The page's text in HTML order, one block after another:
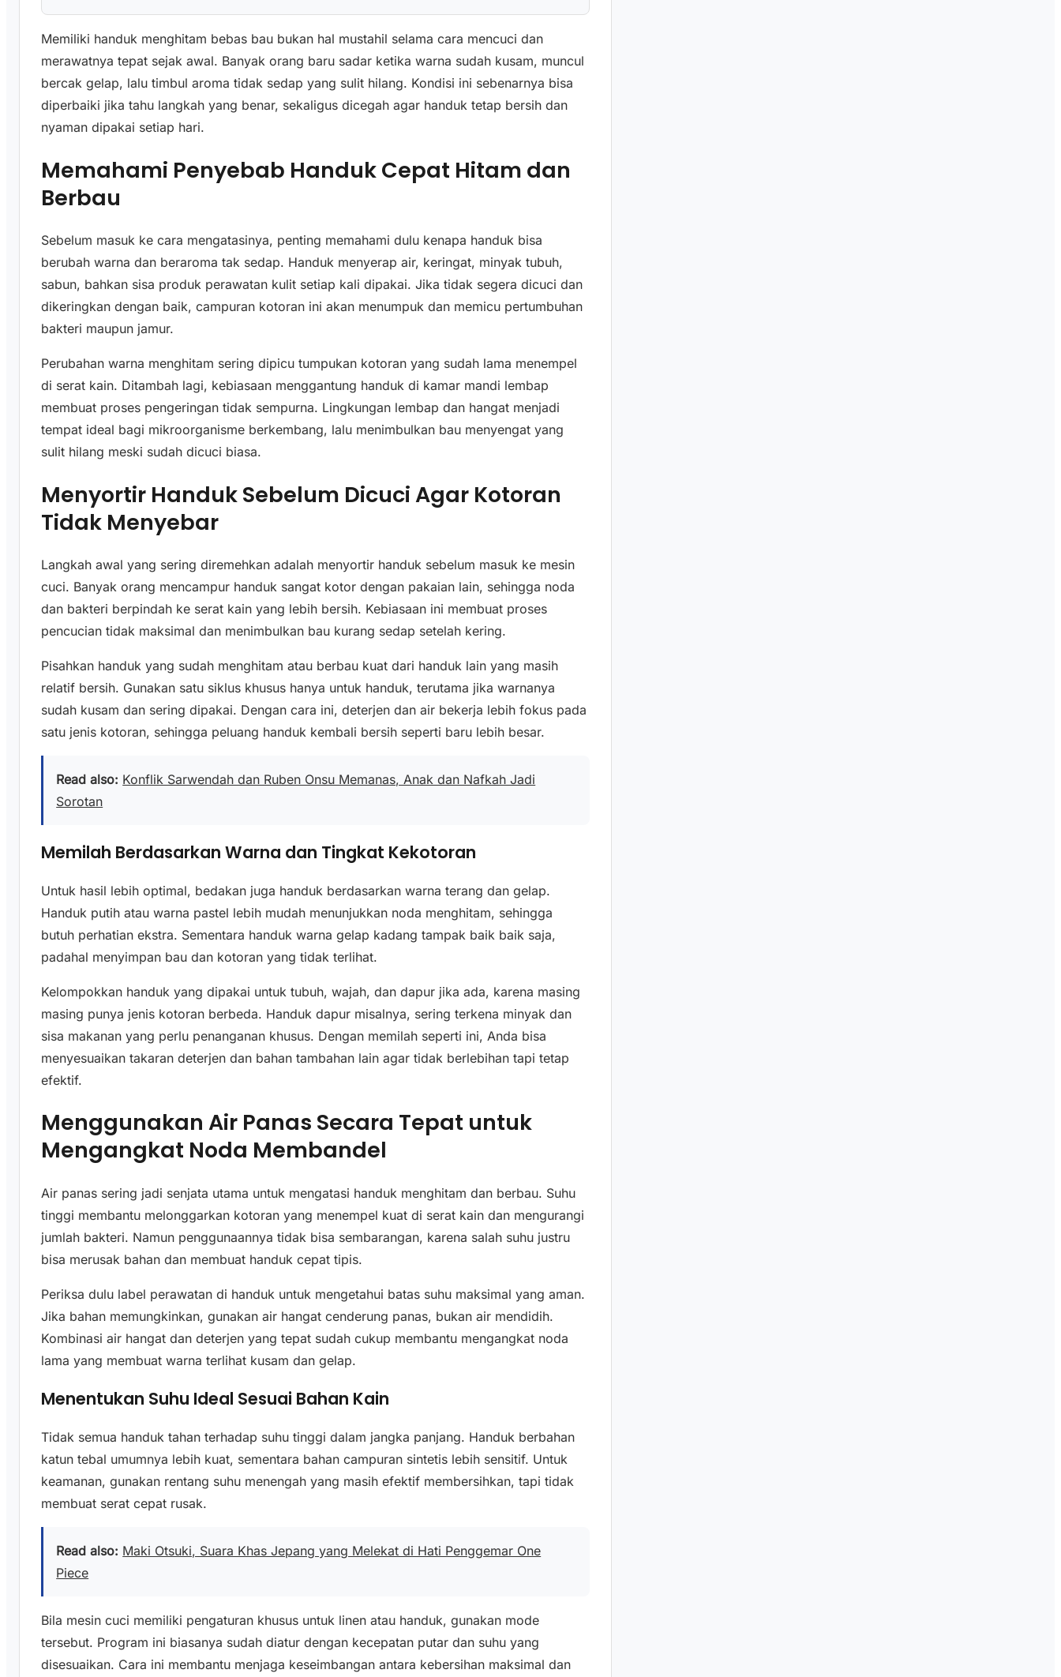
Memiliki handuk menghitam bebas bau bukan hal mustahil selama cara mencuci dan
merawatnya tepat sejak awal. Banyak orang baru sadar ketika warna sudah kusam, muncul
bercak gelap, lalu timbul aroma tidak sedap yang sulit hilang. Kondisi ini sebenarnya bisa
diperbaiki jika tahu langkah yang benar, sekaligus dicegah agar handuk tetap bersih dan
nyaman dipakai setiap hari.
Memahami Penyebab Handuk Cepat Hitam dan
Berbau
Sebelum masuk ke cara mengatasinya, penting memahami dulu kenapa handuk bisa
berubah warna dan beraroma tak sedap. Handuk menyerap air, keringat, minyak tubuh,
sabun, bahkan sisa produk perawatan kulit setiap kali dipakai. Jika tidak segera dicuci dan
dikeringkan dengan baik, campuran kotoran ini akan menumpuk dan memicu pertumbuhan
bakteri maupun jamur.
Perubahan warna menghitam sering dipicu tumpukan kotoran yang sudah lama menempel
di serat kain. Ditambah lagi, kebiasaan menggantung handuk di kamar mandi lembap
membuat proses pengeringan tidak sempurna. Lingkungan lembap dan hangat menjadi
tempat ideal bagi mikroorganisme berkembang, lalu menimbulkan bau menyengat yang
sulit hilang meski sudah dicuci biasa.
Menyortir Handuk Sebelum Dicuci Agar Kotoran
Tidak Menyebar
Langkah awal yang sering diremehkan adalah menyortir handuk sebelum masuk ke mesin
cuci. Banyak orang mencampur handuk sangat kotor dengan pakaian lain, sehingga noda
dan bakteri berpindah ke serat kain yang lebih bersih. Kebiasaan ini membuat proses
pencucian tidak maksimal dan menimbulkan bau kurang sedap setelah kering.
Pisahkan handuk yang sudah menghitam atau berbau kuat dari handuk lain yang masih
relatif bersih. Gunakan satu siklus khusus hanya untuk handuk, terutama jika warnanya
sudah kusam dan sering dipakai. Dengan cara ini, deterjen dan air bekerja lebih fokus pada
satu jenis kotoran, sehingga peluang handuk kembali bersih seperti baru lebih besar.
Read also: Konflik Sarwendah dan Ruben Onsu Memanas, Anak dan Nafkah Jadi
Sorotan
Memilah Berdasarkan Warna dan Tingkat Kekotoran
Untuk hasil lebih optimal, bedakan juga handuk berdasarkan warna terang dan gelap.
Handuk putih atau warna pastel lebih mudah menunjukkan noda menghitam, sehingga
butuh perhatian ekstra. Sementara handuk warna gelap kadang tampak baik baik saja,
padahal menyimpan bau dan kotoran yang tidak terlihat.
Kelompokkan handuk yang dipakai untuk tubuh, wajah, dan dapur jika ada, karena masing
masing punya jenis kotoran berbeda. Handuk dapur misalnya, sering terkena minyak dan
sisa makanan yang perlu penanganan khusus. Dengan memilah seperti ini, Anda bisa
menyesuaikan takaran deterjen dan bahan tambahan lain agar tidak berlebihan tapi tetap
efektif.
Menggunakan Air Panas Secara Tepat untuk
Mengangkat Noda Membandel
Air panas sering jadi senjata utama untuk mengatasi handuk menghitam dan berbau. Suhu
tinggi membantu melonggarkan kotoran yang menempel kuat di serat kain dan mengurangi
jumlah bakteri. Namun penggunaannya tidak bisa sembarangan, karena salah suhu justru
bisa merusak bahan dan membuat handuk cepat tipis.
Periksa dulu label perawatan di handuk untuk mengetahui batas suhu maksimal yang aman.
Jika bahan memungkinkan, gunakan air hangat cenderung panas, bukan air mendidih.
Kombinasi air hangat dan deterjen yang tepat sudah cukup membantu mengangkat noda
lama yang membuat warna terlihat kusam dan gelap.
Menentukan Suhu Ideal Sesuai Bahan Kain
Tidak semua handuk tahan terhadap suhu tinggi dalam jangka panjang. Handuk berbahan
katun tebal umumnya lebih kuat, sementara bahan campuran sintetis lebih sensitif. Untuk
keamanan, gunakan rentang suhu menengah yang masih efektif membersihkan, tapi tidak
membuat serat cepat rusak.
Read also: Maki Otsuki, Suara Khas Jepang yang Melekat di Hati Penggemar One
Piece
Bila mesin cuci memiliki pengaturan khusus untuk linen atau handuk, gunakan mode
tersebut. Program ini biasanya sudah diatur dengan kecepatan putar dan suhu yang
disesuaikan. Cara ini membantu menjaga keseimbangan antara kebersihan maksimal dan